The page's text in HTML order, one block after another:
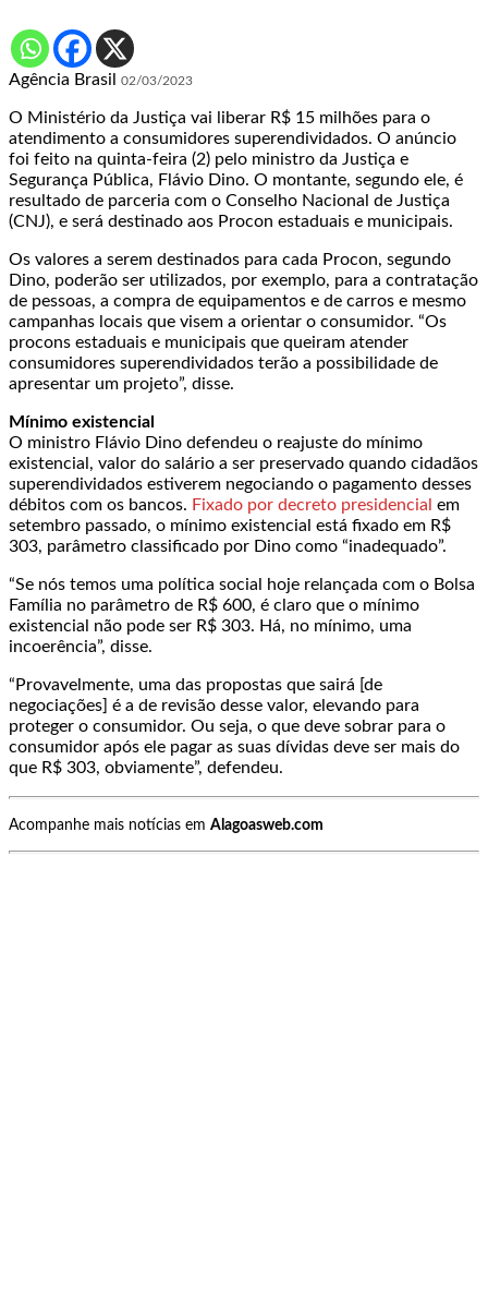
Agência Brasil 02/03/2023
O Ministério da Justiça vai liberar R$ 15 milhões para o
atendimento a consumidores superendividados. O anúncio
foi feito na quinta-feira (2) pelo ministro da Justiça e
Segurança Pública, Flávio Dino. O montante, segundo ele, é
resultado de parceria com o Conselho Nacional de Justiça
(CNJ), e será destinado aos Procon estaduais e municipais.
Os valores a serem destinados para cada Procon, segundo
Dino, poderão ser utilizados, por exemplo, para a contratação
de pessoas, a compra de equipamentos e de carros e mesmo
campanhas locais que visem a orientar o consumidor. “Os
procons estaduais e municipais que queiram atender
consumidores superendividados terão a possibilidade de
apresentar um projeto”, disse.
Mínimo existencial
O ministro Flávio Dino defendeu o reajuste do mínimo
existencial, valor do salário a ser preservado quando cidadãos
superendividados estiverem negociando o pagamento desses
débitos com os bancos. Fixado por decreto presidencial em
setembro passado, o mínimo existencial está fixado em R$
303, parâmetro classificado por Dino como “inadequado”.
“Se nós temos uma política social hoje relançada com o Bolsa
Família no parâmetro de R$ 600, é claro que o mínimo
existencial não pode ser R$ 303. Há, no mínimo, uma
incoerência”, disse.
“Provavelmente, uma das propostas que sairá [de
negociações] é a de revisão desse valor, elevando para
proteger o consumidor. Ou seja, o que deve sobrar para o
consumidor após ele pagar as suas dívidas deve ser mais do
que R$ 303, obviamente”, defendeu.
Acompanhe mais notícias em Alagoasweb.com